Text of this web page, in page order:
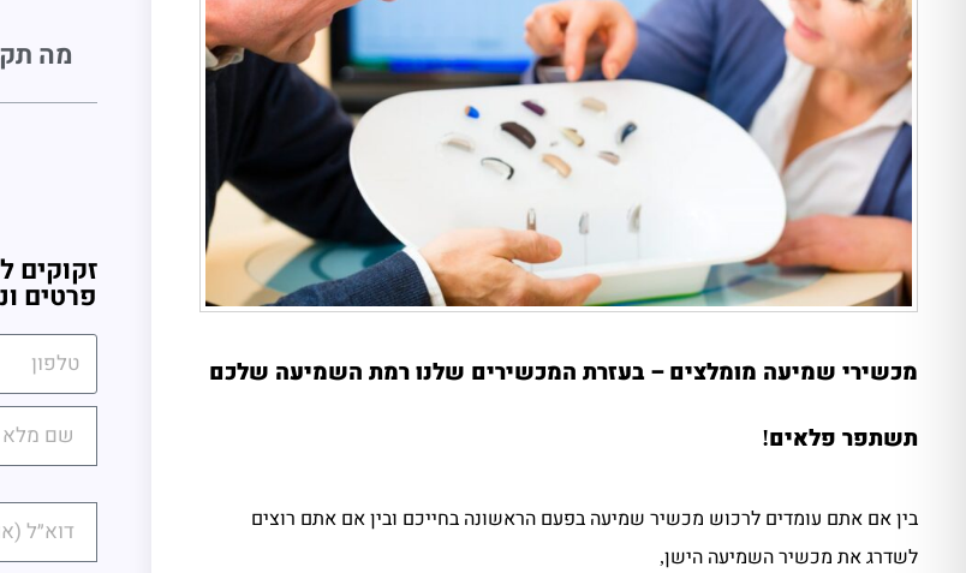
מכשירי שמיעה מומלצים – בעזרת המכשירים שלנו רמת השמיעה שלכם
תשתפר פלאים!
בין אם אתם עומדים לרכוש מכשיר שמיעה בפעם הראשונה בחייכם ובין אם אתם רוצים
לשדרג את מכשיר השמיעה הישן,
מה
זקוקים
פרטים